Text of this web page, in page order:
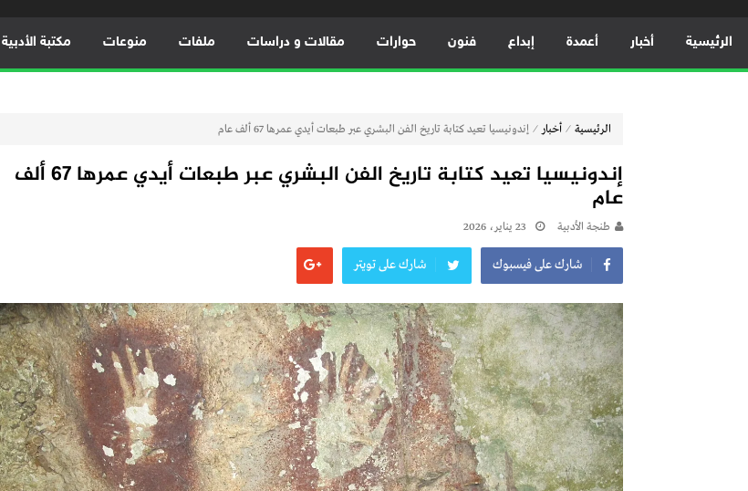
الرئيسية أخبار أعمدة إبداع فنون حوارات مقالات و دراسات ملفات منوعات مكتبة الأدبية
الرئيسية ⁄ أخبار ⁄ إندونيسيا تعيد كتابة تاريخ الفن البشري عبر طبعات أيدي عمرها 67 ألف عام
إندونيسيا تعيد كتابة تاريخ الفن البشري عبر طبعات أيدي عمرها 67 ألف
عام
طنجة الأدبية 23 يناير، 2026
شارك على فيسبوك شارك على تويتر